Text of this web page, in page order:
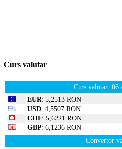
Curs valutar
Curs valutar: 06
EUR: 5,2513 RON
USD: 4,5507 RON
CHF: 5,6221 RON
GBP: 6,1236 RON
Convertor